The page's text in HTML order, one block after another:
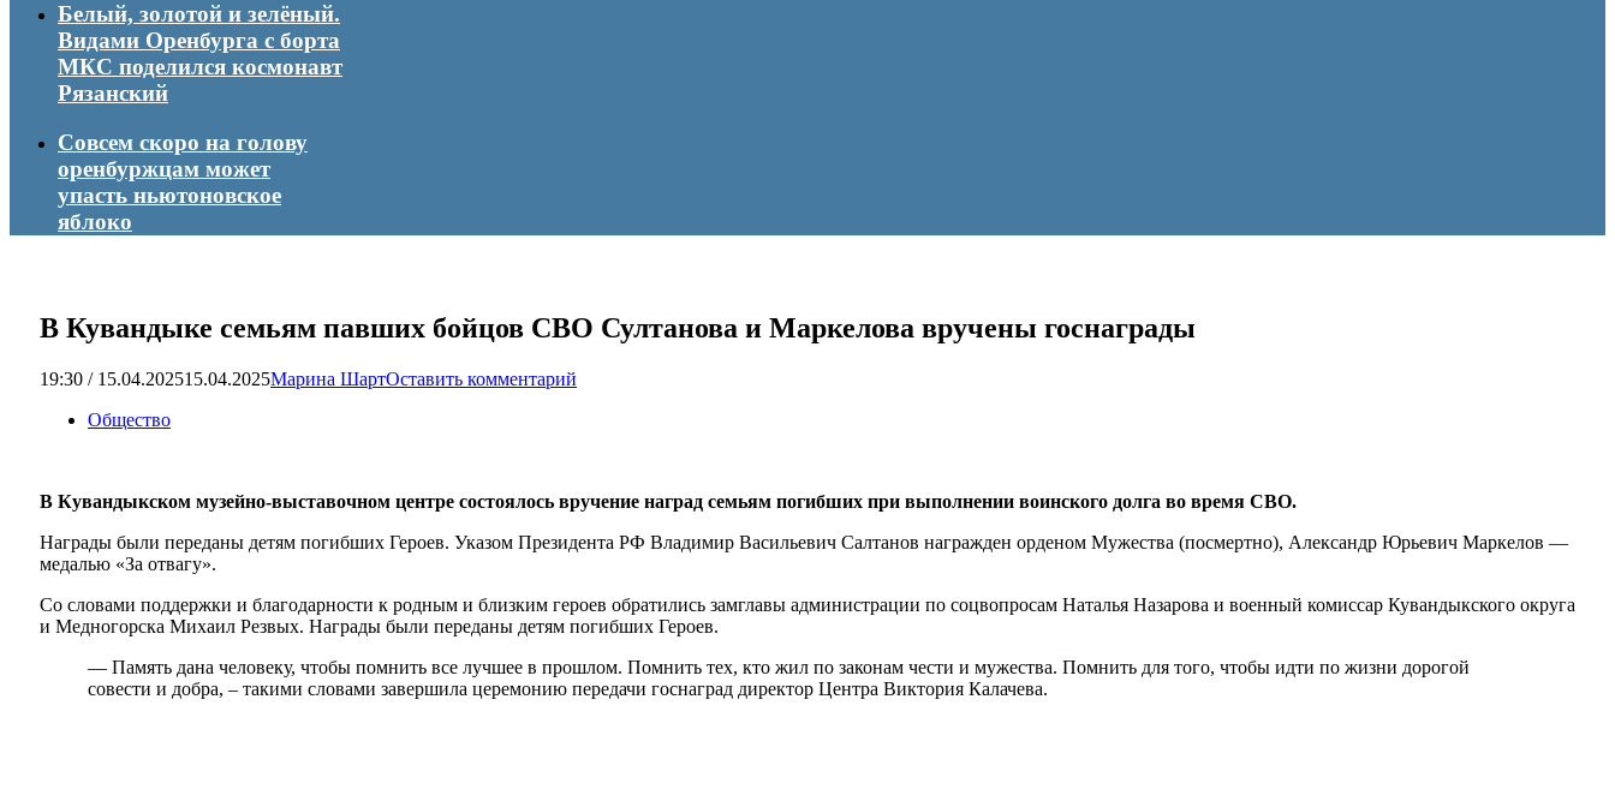
Белый, золотой и зелёный.
Видами Оренбурга с борта
МКС поделился космонавт
Рязанский
Совсем скоро на голову
оренбуржцам может
упасть ньютоновское
яблоко
В Кувандыке семьям павших бойцов СВО Султанова и Маркелова вручены госнаграды
19:30 / 15.04.202515.04.2025Марина ШартОставить комментарий
Общество
В Кувандыкском музейно-выставочном центре состоялось вручение наград семьям погибших при выполнении воинского долга во время СВО.
Награды были переданы детям погибших Героев. Указом Президента РФ Владимир Васильевич Салтанов награжден орденом Мужества (посмертно), Александр Юрьевич Маркелов —
медалью «За отвагу».
Со словами поддержки и благодарности к родным и близким героев обратились замглавы администрации по соцвопросам Наталья Назарова и военный комиссар Кувандыкского округа
и Медногорска Михаил Резвых. Награды были переданы детям погибших Героев.
— Память дана человеку, чтобы помнить все лучшее в прошлом. Помнить тех, кто жил по законам чести и мужества. Помнить для того, чтобы идти по жизни дорогой
совести и добра, – такими словами завершила церемонию передачи госнаград директор Центра Виктория Калачева.